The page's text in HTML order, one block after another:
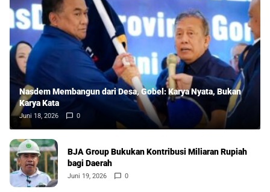
Nasdem Membangun dari Desa, Gobel: Karya Nyata, Bukan
Karya Kata
Juni 18, 2026 0
BJA Group Bukukan Kontribusi Miliaran Rupiah
bagi Daerah
Juni 19, 2026 0